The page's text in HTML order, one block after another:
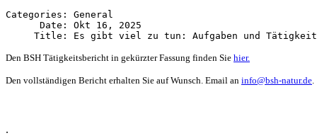
Categories: General
      Date: Okt 16, 2025
Den BSH Tätigkeitsbericht in gekürzter Fassung finden Sie hier.
Den vollständigen Bericht erhalten Sie auf Wunsch. Email an info@bsh-natur.de.
.